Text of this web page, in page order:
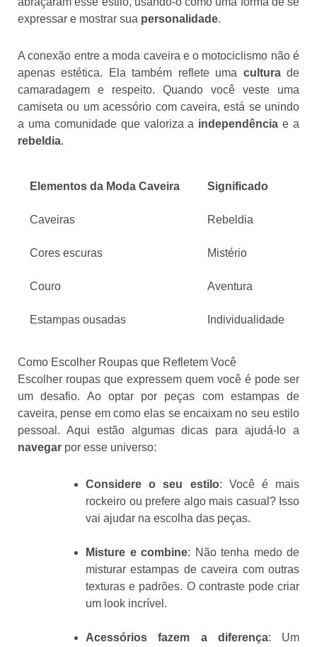
expressar e mostrar sua personalidade.
A conexão entre a moda caveira e o motociclismo não é
apenas estética. Ela também reflete uma culturade
camaradagem e respeito. Quando você veste uma
camiseta ou um acessório com caveira, está se unindo
a uma comunidade que valoriza a independência e a
rebeldia.
Elementos da Moda Caveira Significado
Caveiras Rebeldia
Cores escuras Mistério
Couro Aventura
Estampas ousadas Individualidade
Como Escolher Roupas que Refletem Você
Escolher roupas que expressem quem você é pode ser
um desafio. Ao optar por peças com estampas de
caveira, pense em como elas se encaixam no seu estilo
pessoal. Aqui estão algumas dicas para ajudá-lo a
navegar por esse universo:
Considere o seu estilo: Você é mais
rockeiro ou prefere algo mais casual? Isso
vai ajudar na escolha das peças.
Misture e combine: Não tenha medo de
misturar estampas de caveira com outras
texturas e padrões. O contraste pode criar
um look incrível.
Acessórios fazem a diferença: Um